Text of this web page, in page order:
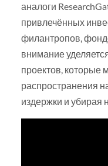
аналоги
привлечённых
филантропов,
внимание
проектов, которые
распространения
издержки и убирая